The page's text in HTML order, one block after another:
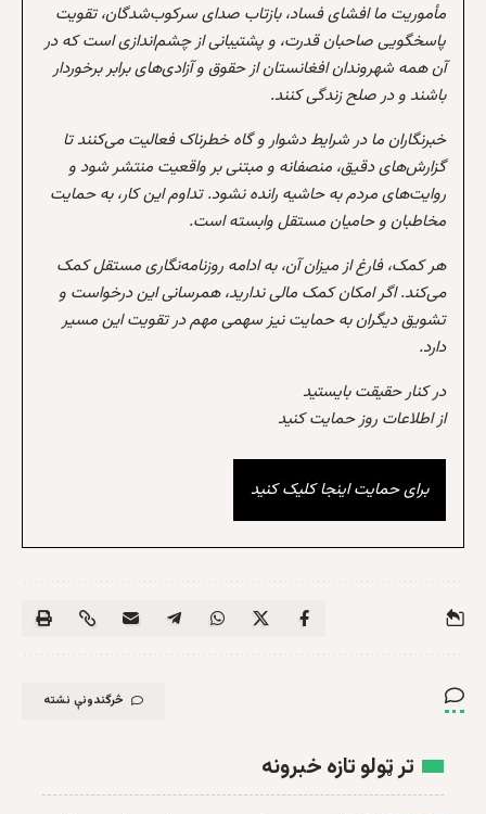
مأموریت ما افشای فساد، بازتاب صدای سرکوب‌شدگان، تقویت
پاسخگویی صاحبان قدرت، و پشتیبانی از چشم‌اندازی است که در
آن همه شهروندان افغانستان از حقوق و آزادی‌های برابر برخوردار
باشند و در صلح زندگی کنند.
خبرنگاران ما در شرایط دشوار و گاه خطرناک فعالیت می‌کنند تا
گزارش‌های دقیق، منصفانه و مبتنی بر واقعیت منتشر شود و
روایت‌های مردم به حاشیه رانده نشود. تداوم این کار، به حمایت
مخاطبان و حامیان مستقل وابسته است.
هر کمک، فارغ از میزان آن، به ادامه روزنامه‌نگاری مستقل کمک
می‌کند. اگر امکان کمک مالی ندارید، همرسانی این درخواست و
تشویق دیگران به حمایت نیز سهمی مهم در تقویت این مسیر
دارد.
در کنار حقیقت بایستید
از اطلاعات روز حمایت کنید
برای حمایت اینجا کلیک کنید
څرگندونې نشته
تر ټولو تازه خبرونه